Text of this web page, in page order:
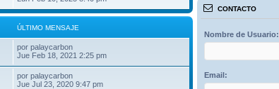
ÚLTIMO MENSAJE
por palaycarbon
Jue Feb 18, 2021 2:25 pm
por palaycarbon
Jue Jul 23, 2020 9:47 pm
CONTACTO
Nombre de Usuario:
Email: